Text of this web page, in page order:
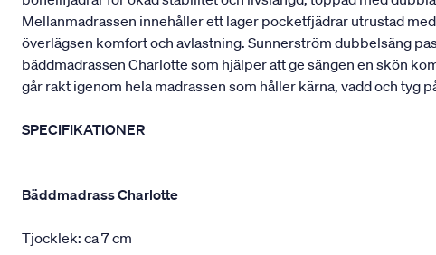
Mellanmadrassen innehåller ett lager pocketfjädrar utrustad
överlägsen komfort och avlastning. Sunnerström dubbelsäng
bäddmadrassen Charlotte som hjälper att ge sängen en skön
går rakt igenom hela madrassen som håller kärna, vadd och tyg
SPECIFIKATIONER
Bäddmadrass Charlotte
Tjocklek: ca 7 cm